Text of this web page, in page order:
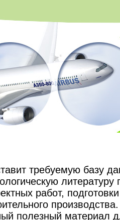
требуемую базу
работ,
производства.
полезный материал